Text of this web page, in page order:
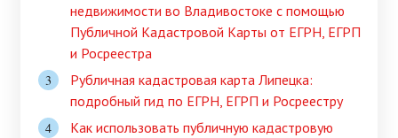
недвижимости во Владивостоке с помощью
Публичной Кадастровой Карты от ЕГРН, ЕГРП
и Росреестра
Pубличная кадастровая карта Липецка:
подробный гид по ЕГРН, ЕГРП и Росреестру
Как использовать публичную кадастровую